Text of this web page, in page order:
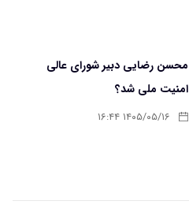
محسن رضایی دبیر شورای عالی
امنیت ملی شد؟
۱۴۰۵/۰۵/۱۶ ۱۶:۴۴